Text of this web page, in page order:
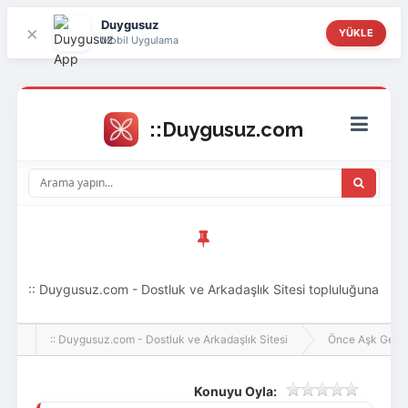
× Duygusuz
Mobil Uygulama
YÜKLE
:: Duygusuz.com - Dostluk ve Arkadaşlık Sitesi topluluğuna
hoş geldin ziyaretçi! Aramıza katılmak istersen kayıt
:: Duygusuz.com - Dostluk ve Arkadaşlık Sitesi Önce Aşk Gelir
Konuyu Oyla: